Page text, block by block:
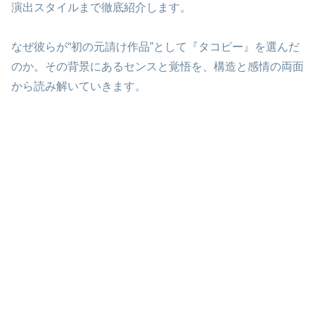
演出スタイルまで徹底紹介します。
なぜ彼らが“初の元請け作品”として『タコピー』を選んだ
のか。その背景にあるセンスと覚悟を、構造と感情の両面
から読み解いていきます。